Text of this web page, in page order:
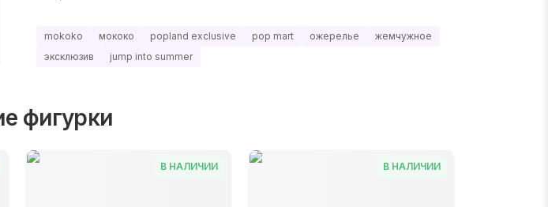
mokoko мококо popland exclusive pop mart ожерелье
жемчужное
эксклюзив
jump into summer
фигурки
В НАЛИЧИИ В НАЛИЧИИ